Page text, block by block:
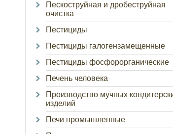
Пескоструйная и дробеструйная
очистка
Пестициды
Пестициды галогензамещенные
Пестициды фосфорорганические
Печень человека
Производство мучных
изделий
Печи промышленные